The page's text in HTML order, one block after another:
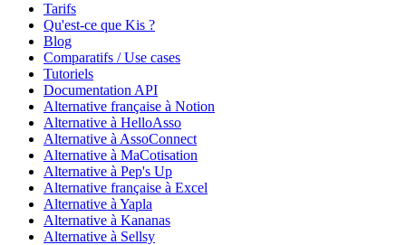
Tarifs
Qu'est-ce que Kis ?
Blog
Comparatifs / Use cases
Tutoriels
Documentation API
Alternative française à Notion
Alternative à HelloAsso
Alternative à AssoConnect
Alternative à MaCotisation
Alternative à Pep's Up
Alternative française à Excel
Alternative à Yapla
Alternative à Kananas
Alternative à Sellsy